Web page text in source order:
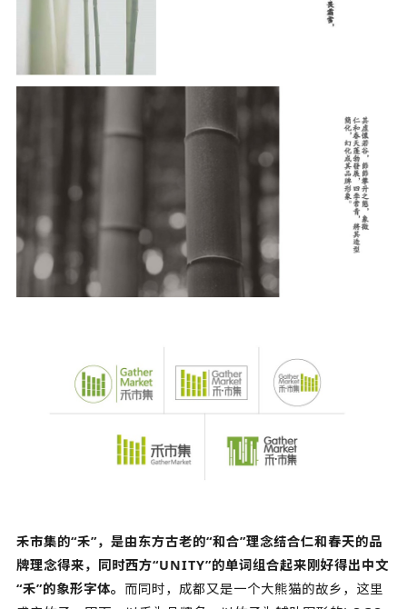
禾市集的“禾”，是由东方古老的“和合”理念结合仁和春天的品
牌理念得来，同时西方“UNITY”的单词组合起来刚好得出中文
“禾”的象形字体。 而同时，成都又是一个大熊猫的故乡，这里